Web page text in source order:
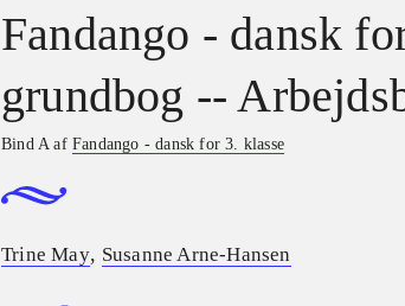
Fandango - dansk
grundbog --
Bind A afFandango - dansk for 3. klasse
Trine May, Susanne Arne-Hansen